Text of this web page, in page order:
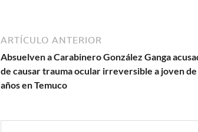
ARTÍCULO ANTERIOR
Absuelven a Carabinero González Ganga
de causar trauma ocular irreversible a joven de
años en Temuco